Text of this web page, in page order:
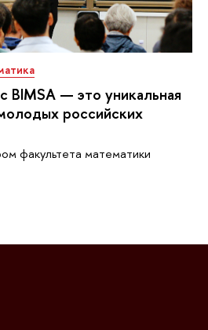
BIMSA — это уникальная
российских
факультета математики